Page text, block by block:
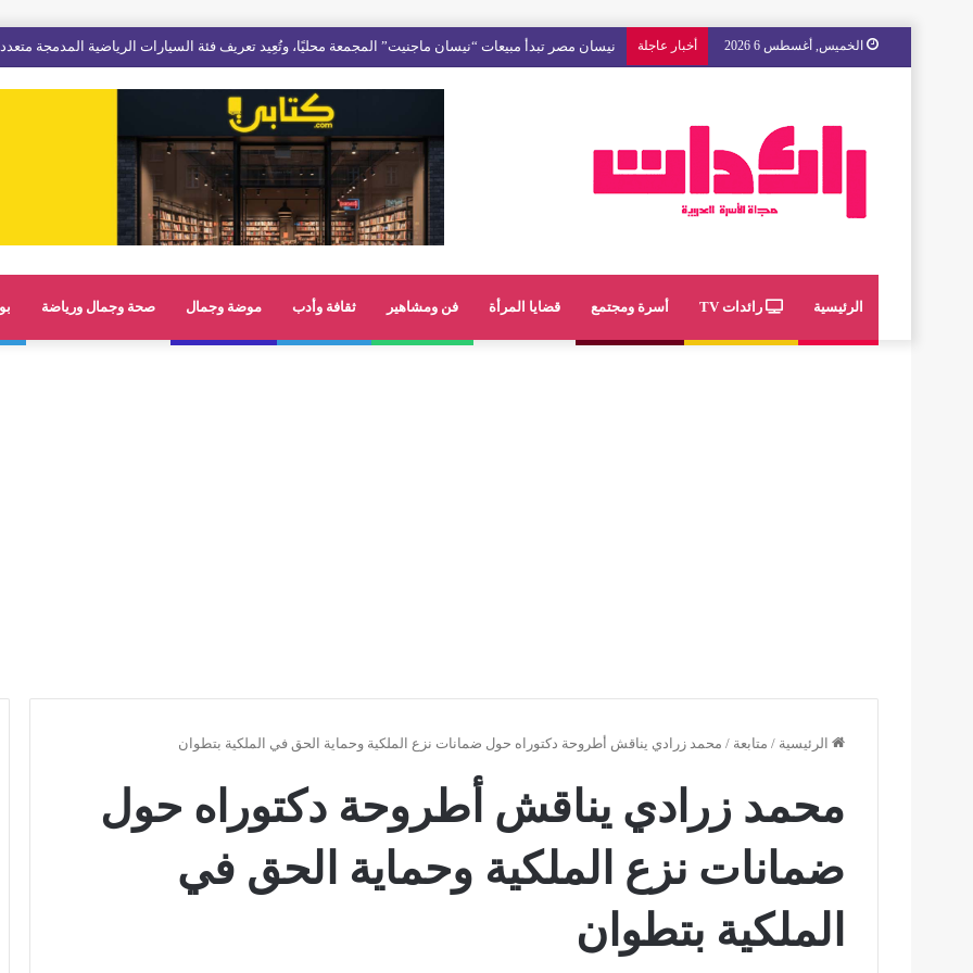
الخميس, أغسطس 6 2026 أخبار عاجلة مع « The Next Ad » ، إنوي يُسند حملته الإعلانية المقبلة إلى الشباب المغربي
الرئيسية رائدات TV أسرة ومجتمع قضايا المرأة فن ومشاهير ثقافة وأدب موضة وجمال صحة وجمال ورياضة
الرئيسية / متابعة / محمد زرادي يناقش أطروحة دكتوراه حول ضمانات نزع الملكية وحماية الحق في الملكية بتطوان
محمد زرادي يناقش أطروحة دكتوراه حول
ضمانات نزع الملكية وحماية الحق في
الملكية بتطوان